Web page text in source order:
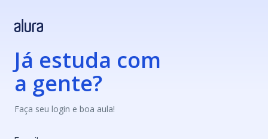
Já estuda com
a gente?
Faça seu login e boa aula!